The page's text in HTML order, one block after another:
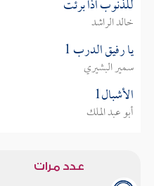
للذنوب اذا برئت
خالد الراشد
يا رفيق الدرب 1
سمير البشيري
الأشبال1
أبو عبد الملك
عدد مرات